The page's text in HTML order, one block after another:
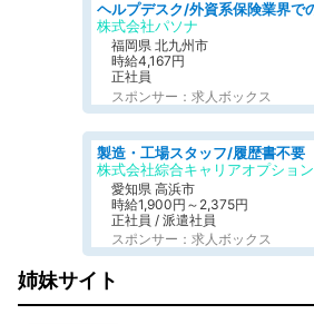
株式会社パソナ
福岡県 北九州市
時給4,167円
正社員
スポンサー：求人ボックス
製造・工場スタッフ/履歴書不要
株式会社綜合キャリアオプション
愛知県 高浜市
時給1,900円～2,375円
正社員 / 派遣社員
スポンサー：求人ボックス
姉妹サイト